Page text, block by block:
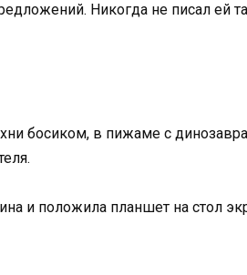
Никогда не писал ей
босиком, в пижаме с
и положила планшет на стол